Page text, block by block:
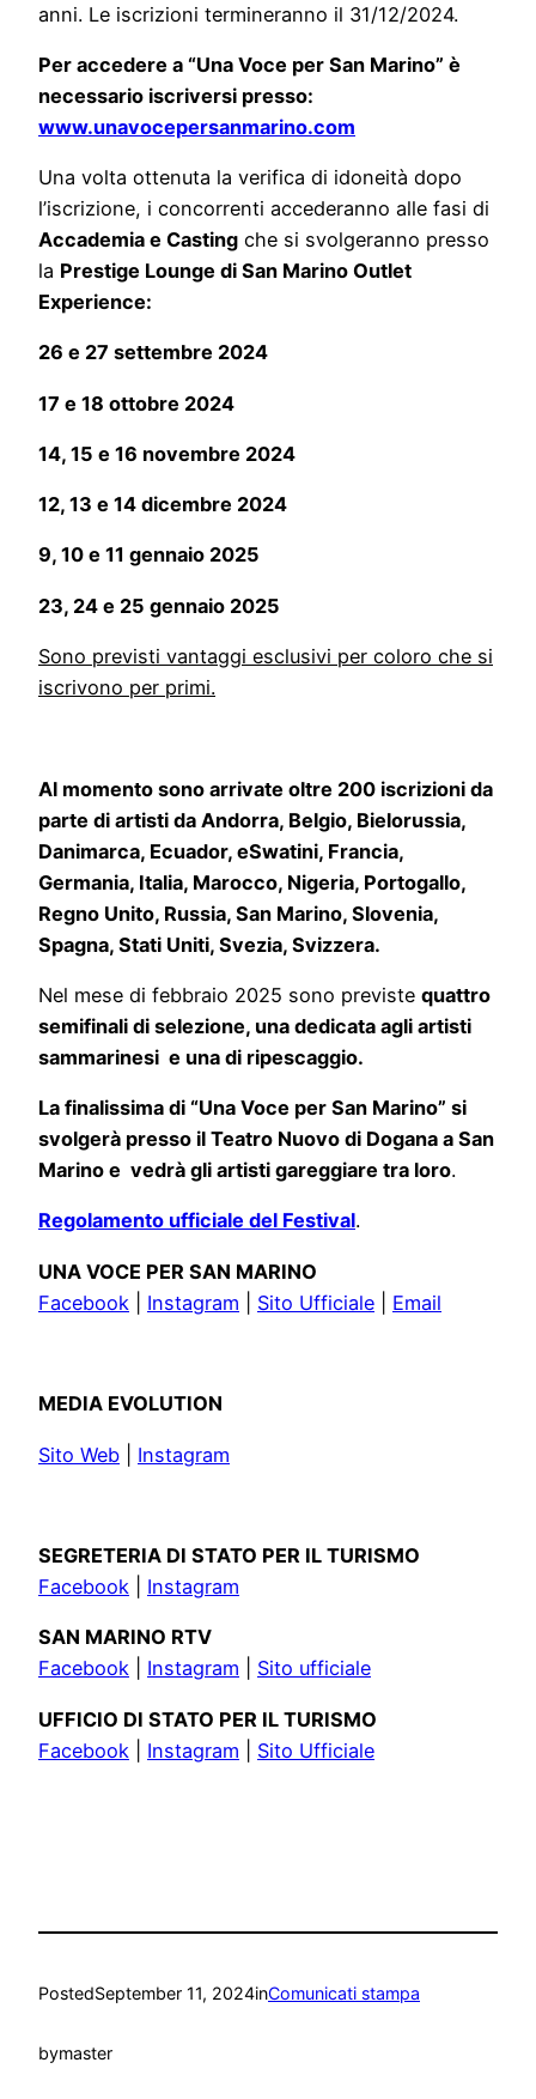
anni. Le iscrizioni termineranno il 31/12/2024.
Per accedere a “Una Voce per San Marino” è
necessario iscriversi presso:
www.unavocepersanmarino.com
Una volta ottenuta la verifica di idoneità dopo
l’iscrizione, i concorrenti accederanno alle fasi di
Accademia e Casting che si svolgeranno presso
la Prestige Lounge di San Marino Outlet
Experience:
26 e 27 settembre 2024
17 e 18 ottobre 2024
14, 15 e 16 novembre 2024
12, 13 e 14 dicembre 2024
9, 10 e 11 gennaio 2025
23, 24 e 25 gennaio 2025
Sono previsti vantaggi esclusivi per coloro che si
iscrivono per primi.
Al momento sono arrivate oltre 200 iscrizioni da
parte di artisti da Andorra, Belgio, Bielorussia,
Danimarca, Ecuador, eSwatini, Francia,
Germania, Italia, Marocco, Nigeria, Portogallo,
Regno Unito, Russia, San Marino, Slovenia,
Spagna, Stati Uniti, Svezia, Svizzera.
Nel mese di febbraio 2025 sono previste quattro
semifinali di selezione, una dedicata agli artisti
sammarinesi e una di ripescaggio.
La finalissima di “Una Voce per San Marino” si
svolgerà presso il Teatro Nuovo di Dogana a San
Marino e vedrà gli artisti gareggiare tra loro.
Regolamento ufficiale del Festival.
UNA VOCE PER SAN MARINO
Facebook
Instagram Sito Ufficiale Email
MEDIA EVOLUTION
Sito Web Instagram
SEGRETERIA DI STATO PER IL TURISMO
Facebook
Instagram
SAN MARINO RTV
Facebook
Instagram Sito ufficiale
UFFICIO DI STATO PER IL TURISMO
Facebook
Instagram Sito Ufficiale
PostedSeptember 11, 2024inComunicati stampa
bymaster